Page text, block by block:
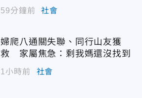
59分鐘前 社會
婦爬八通關失聯、同行山友獲
救 家屬焦急：剩我媽還沒找到
1小時前 社會